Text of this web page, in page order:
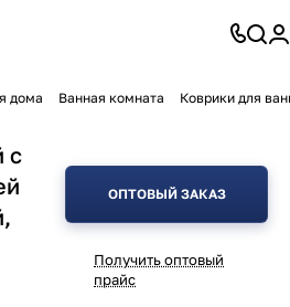
дома Ванная комната Коврики для
с
ОПТОВЫЙ ЗАКАЗ
Получить оптовый
прайс